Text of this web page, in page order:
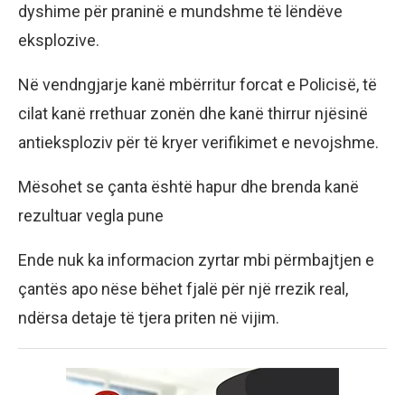
dyshime për praninë e mundshme të lëndëve
eksplozive.
Në vendngjarje kanë mbërritur forcat e Policisë, të
cilat kanë rrethuar zonën dhe kanë thirrur njësinë
antieksploziv për të kryer verifikimet e nevojshme.
Mësohet se çanta është hapur dhe brenda kanë
rezultuar vegla pune
Ende nuk ka informacion zyrtar mbi përmbajtjen e
çantës apo nëse bëhet fjalë për një rrezik real,
ndërsa detaje të tjera priten në vijim.